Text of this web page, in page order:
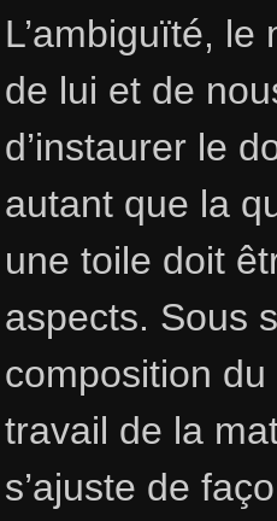
L’ambiguïté,
de lui et de
d’instaurer le
autant que la
une toile doit
aspects. Sous
composition
travail de la
s’ajuste de